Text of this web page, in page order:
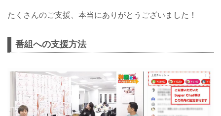
たくさんのご支援、本当にありがとうございました！
番組への支援方法